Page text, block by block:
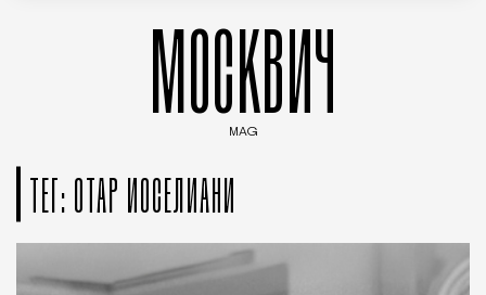
МОСКВИЧ
MAG
ТЕГ: ОТАР ИОСЕЛИАНИ